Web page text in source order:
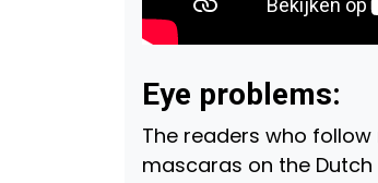
Eye problems:
The readers who
mascaras on the Dutch